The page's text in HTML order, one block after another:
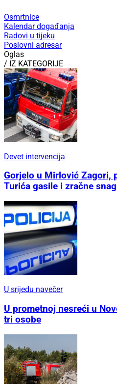
Osmrtnice
Kalendar događanja
Radovi u tijeku
Poslovni adresar
Oglas
/ IZ KATEGORIJE
Devet intervencija
Gorjelo u Mirlović Zagori,
Turića gasile i zračne
U srijedu navečer
U prometnoj nesreći u
tri osobe